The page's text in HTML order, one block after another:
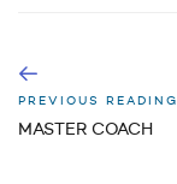
PREVIOUS READING
MASTER COACH